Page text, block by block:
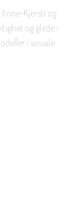
Kjersti og
og glede i
i sosiale